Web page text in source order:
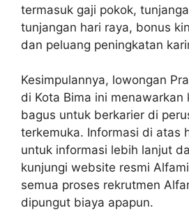
termasuk gaji pokok,
tunjangan hari raya, bonus
dan peluang peningkatan
Kesimpulannya, lowongan
di Kota Bima ini menawarkan
bagus untuk berkarier di
terkemuka. Informasi di atas
untuk informasi lebih lanjut
kunjungi website resmi
semua proses rekrutmen
dipungut biaya apapun.